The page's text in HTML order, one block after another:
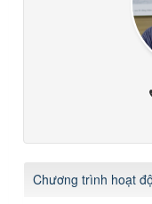
Chương trình hoạt